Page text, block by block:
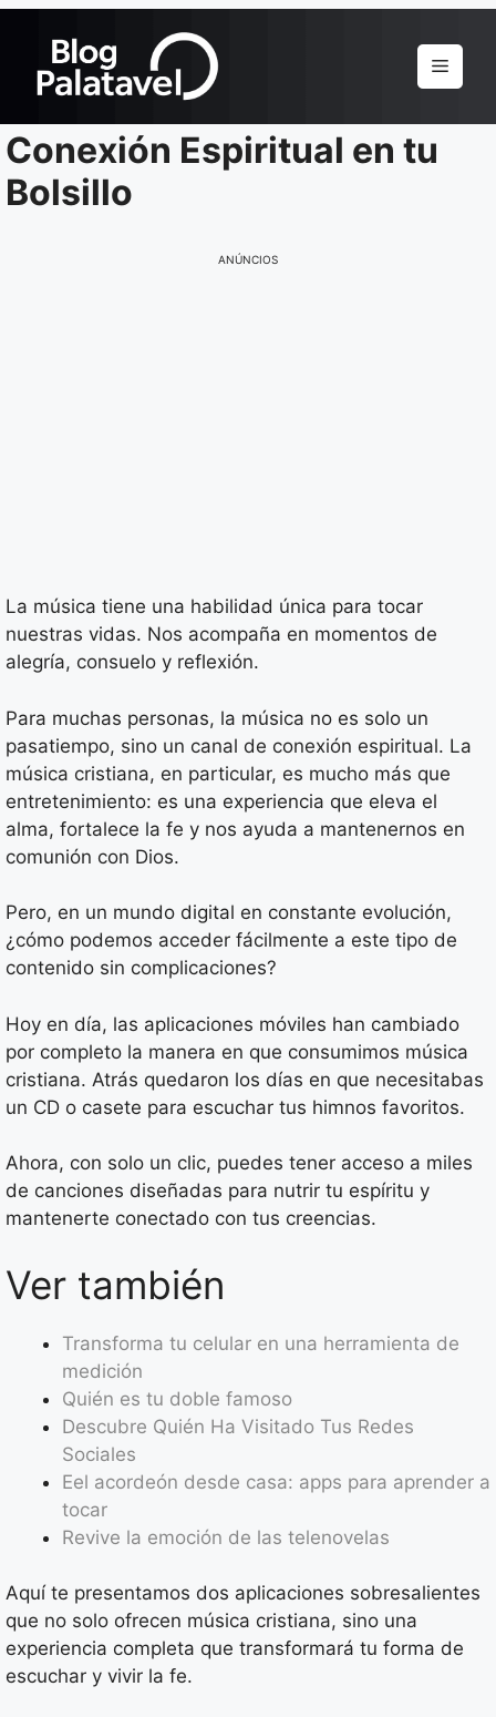
Menu
Conexión Espiritual en tu
Bolsillo
ANÚNCIOS
La música tiene una habilidad única para tocar
nuestras vidas. Nos acompaña en momentos de
alegría, consuelo y reflexión.
Para muchas personas, la música no es solo un
pasatiempo, sino un canal de conexión espiritual. La
música cristiana, en particular, es mucho más que
entretenimiento: es una experiencia que eleva el
alma, fortalece la fe y nos ayuda a mantenernos en
comunión con Dios.
Pero, en un mundo digital en constante evolución,
¿cómo podemos acceder fácilmente a este tipo de
contenido sin complicaciones?
Hoy en día, las aplicaciones móviles han cambiado
por completo la manera en que consumimos música
cristiana. Atrás quedaron los días en que necesitabas
un CD o casete para escuchar tus himnos favoritos.
Ahora, con solo un clic, puedes tener acceso a miles
de canciones diseñadas para nutrir tu espíritu y
mantenerte conectado con tus creencias.
Ver también
Transforma tu celular en una herramienta de
medición
Quién es tu doble famoso
Descubre Quién Ha Visitado Tus Redes
Sociales
Eel acordeón desde casa: apps para aprender a
tocar
Revive la emoción de las telenovelas
Aquí te presentamos dos aplicaciones sobresalientes
que no solo ofrecen música cristiana, sino una
experiencia completa que transformará tu forma de
escuchar y vivir la fe.